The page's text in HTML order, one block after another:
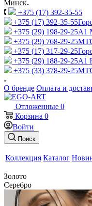
Минск
+375 (17) 392-35-55
+375 (17) 392-35-55
+375 (29) 198-29-25A1
+375 (29) 768-29-25
+375 (17) 317-29-25
+375 (29) 188-29-25A1
+375 (33) 378-29-25
О бренде Оплата и
Отложенные 0
Корзина 0
Войти
Поиск
Коллекция Каталог
Золото
Серебро